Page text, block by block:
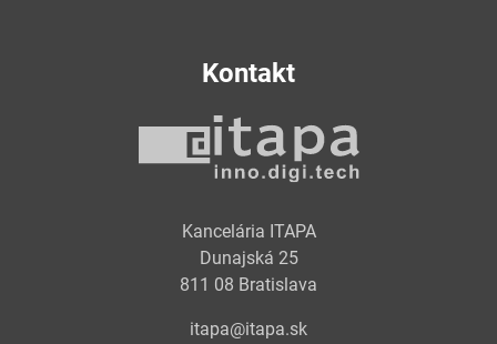
Kontakt
Kancelária ITAPA
Dunajská 25
811 08 Bratislava
itapa@itapa.sk